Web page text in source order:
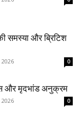
समस्या और ब्रिटिश
2026 0
और मृदभांड अनुक्रम
2026 0